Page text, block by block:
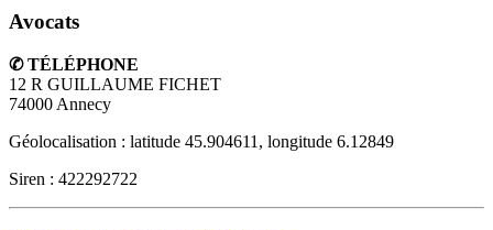
Avocats
✆ TÉLÉPHONE
12 R GUILLAUME FICHET
74000 Annecy
Géolocalisation : latitude 45.904611, longitude 6.12849
Siren : 422292722